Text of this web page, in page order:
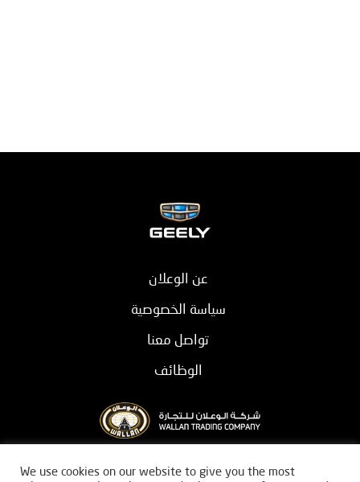
عن الوعلان
سياسة الخصوصية
تواصل معنا
الوظائف
بيان قانوني
We use cookies on our website to give you the most